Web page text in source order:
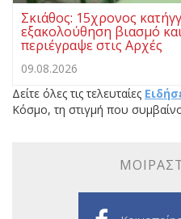
Σκιάθος: 15χρονος
εξακολούθηση βιασμό
περιέγραψε στις Αρχές
09.08.2026
Δείτε όλες τις τελευταίες
Κόσμο, τη στιγμή που